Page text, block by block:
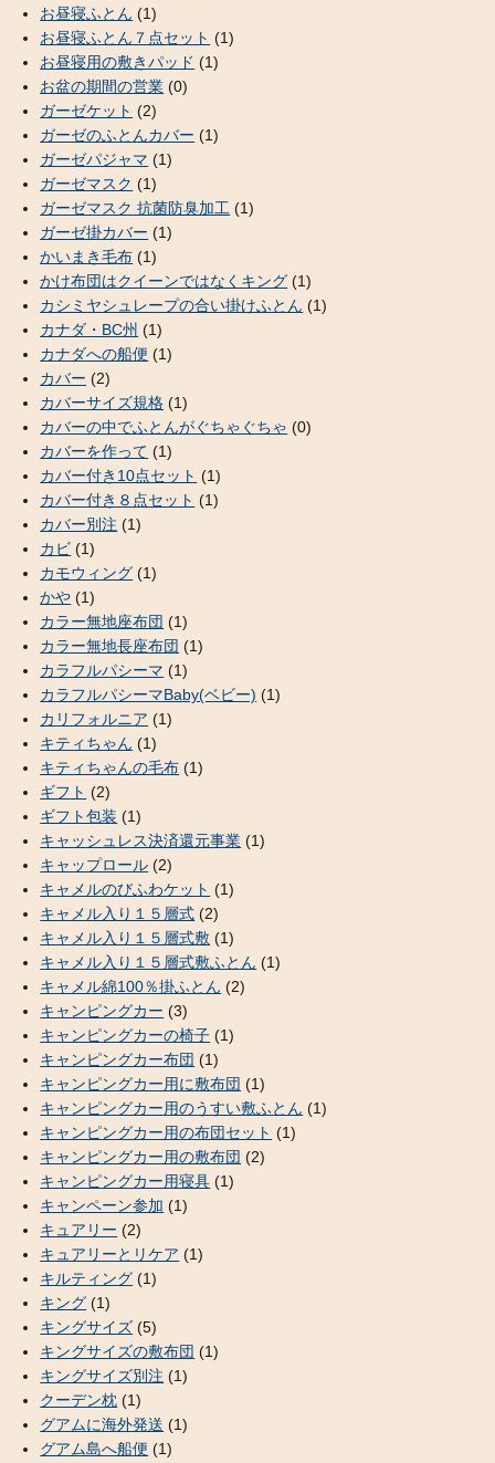
お昼寝ふとん (1)
お昼寝ふとん７点セット (1)
お昼寝用の敷きパッド (1)
お盆の期間の営業 (0)
ガーゼケット (2)
ガーゼのふとんカバー (1)
ガーゼパジャマ (1)
ガーゼマスク (1)
ガーゼマスク 抗菌防臭加工 (1)
ガーゼ掛カバー (1)
かいまき毛布 (1)
かけ布団はクイーンではなくキング (1)
カシミヤシュレープの合い掛けふとん (1)
カナダ・BC州 (1)
カナダへの船便 (1)
カバー (2)
カバーサイズ規格 (1)
カバーの中でふとんがぐちゃぐちゃ (0)
カバーを作って (1)
カバー付き10点セット (1)
カバー付き８点セット (1)
カバー別注 (1)
カビ (1)
カモウィング (1)
かや (1)
カラー無地座布団 (1)
カラー無地長座布団 (1)
カラフルパシーマ (1)
カラフルパシーマBaby(ベビー) (1)
カリフォルニア (1)
キティちゃん (1)
キティちゃんの毛布 (1)
ギフト (2)
ギフト包装 (1)
キャッシュレス決済還元事業 (1)
キャップロール (2)
キャメルのびふわケット (1)
キャメル入り１５層式 (2)
キャメル入り１５層式敷 (1)
キャメル入り１５層式敷ふとん (1)
キャメル綿100％掛ふとん (2)
キャンピングカー (3)
キャンピングカーの椅子 (1)
キャンピングカー布団 (1)
キャンピングカー用に敷布団 (1)
キャンピングカー用のうすい敷ふとん (1)
キャンピングカー用の布団セット (1)
キャンピングカー用の敷布団 (2)
キャンピングカー用寝具 (1)
キャンペーン参加 (1)
キュアリー (2)
キュアリーとリケア (1)
キルティング (1)
キング (1)
キングサイズ (5)
キングサイズの敷布団 (1)
キングサイズ別注 (1)
クーデン枕 (1)
グアムに海外発送 (1)
グアム島へ船便 (1)